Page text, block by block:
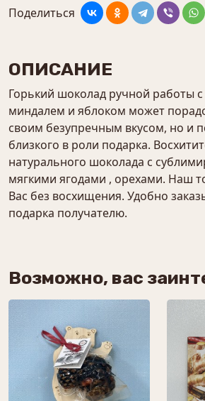
Поделиться
ОПИСАНИЕ
Горький шоколад ручной работы
миндалем и яблоком может
своим безупречным вкусом, но и
близкого в роли подарка.
натурального шоколада с
мягкими ягодами , орехами. Наш
Вас без восхищения. Удобно
подарка получателю.
Возможно, вас